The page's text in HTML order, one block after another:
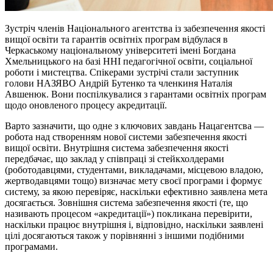
Зустріч членів Національного агентства із забезпечення якості
вищої освіти та гарантів освітніх програм відбулася в
Черкаському національному університеті імені Богдана
Хмельницького на базі ННІ педагогічної освіти, соціальної
роботи і мистецтва. Спікерами зустрічі стали заступник
голови НАЗЯВО Андрій Бутенко та членкиня Наталія
Авшенюк. Вони поспілкувалися з гарантами освітніх програм
щодо оновленого процесу акредитації.
Варто зазначити, що одне з ключових завдань Нацагентсва —
робота над створенням нової системи забезпечення якості
вищої освіти. Внутрішня система забезпечення якості
передбачає, що заклад у співпраці зі стейкхолдерами
(роботодавцями, студентами, викладачами, місцевою владою,
жертводавцями тощо) визначає мету своєї програми і формує
систему, за якою перевіряє, наскільки ефективно заявлена мета
досягається. Зовнішня система забезпечення якості (те, що
називають процесом «акредитації») покликана перевірити,
наскільки працює внутрішня і, відповідно, наскільки заявлені
цілі досягаються також у порівнянні з іншими подібними
програмами.